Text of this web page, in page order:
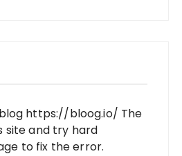
https://bloog.io/ The
site and try hard
to fix the error.